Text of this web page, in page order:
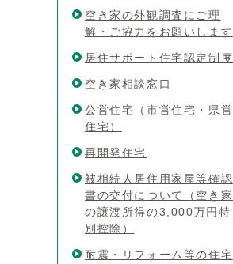
空き家の外観調査にご理
解・ご協力をお願いします
居住サポート住宅認定制度
空き家相談窓口
公営住宅（市営住宅・県営
住宅）
再開発住宅
被相続人居住用家屋等確認
書の交付について（空き家
の譲渡所得の3,000万円特
別控除）
耐震・リフォーム等の住宅